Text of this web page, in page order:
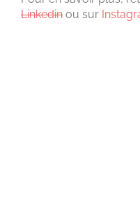
Linkedin ou sur